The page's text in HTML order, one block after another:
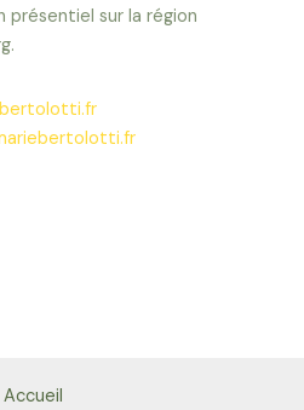
présentiel sur la région
Accueil